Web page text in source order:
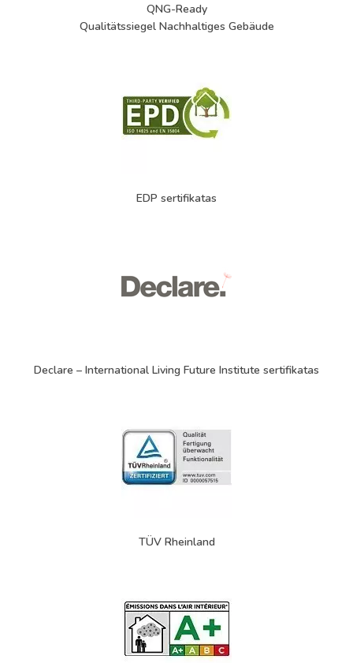
QNG-Ready
Qualitätssiegel Nachhaltiges Gebäude
EDP sertifikatas
Declare – International Living Future Institute sertifikatas
TÜV Rheinland